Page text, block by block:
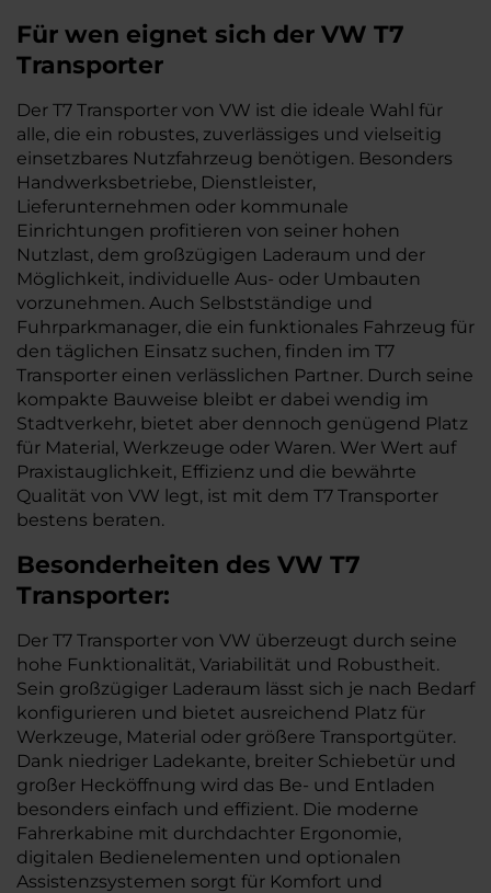
Für wen eignet sich der VW T7
Transporter
Der T7 Transporter von VW ist die ideale Wahl für
alle, die ein robustes, zuverlässiges und vielseitig
einsetzbares Nutzfahrzeug benötigen. Besonders
Handwerksbetriebe, Dienstleister,
Lieferunternehmen oder kommunale
Einrichtungen profitieren von seiner hohen
Nutzlast, dem großzügigen Laderaum und der
Möglichkeit, individuelle Aus- oder Umbauten
vorzunehmen. Auch Selbstständige und
Fuhrparkmanager, die ein funktionales Fahrzeug für
den täglichen Einsatz suchen, finden im T7
Transporter einen verlässlichen Partner. Durch seine
kompakte Bauweise bleibt er dabei wendig im
Stadtverkehr, bietet aber dennoch genügend Platz
für Material, Werkzeuge oder Waren. Wer Wert auf
Praxistauglichkeit, Effizienz und die bewährte
Qualität von VW legt, ist mit dem T7 Transporter
bestens beraten.
Besonderheiten des VW T7
Transporter:
Der T7 Transporter von VW überzeugt durch seine
hohe Funktionalität, Variabilität und Robustheit.
Sein großzügiger Laderaum lässt sich je nach Bedarf
konfigurieren und bietet ausreichend Platz für
Werkzeuge, Material oder größere Transportgüter.
Dank niedriger Ladekante, breiter Schiebetür und
großer Hecköffnung wird das Be- und Entladen
besonders einfach und effizient. Die moderne
Fahrerkabine mit durchdachter Ergonomie,
digitalen Bedienelementen und optionalen
Assistenzsystemen sorgt für Komfort und